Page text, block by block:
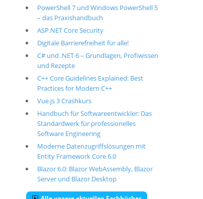
PowerShell 7 und Windows PowerShell 5
– das Praxishandbuch
ASP.NET Core Security
Digitale Barrierefreiheit für alle!
C# und .NET 6 – Grundlagen, Profiwissen
und Rezepte
C++ Core Guidelines Explained: Best
Practices for Modern C++
Vue.js 3 Crashkurs
Handbuch für Softwareentwickler: Das
Standardwerk für professionelles
Software Engineering
Moderne Datenzugriffslösungen mit
Entity Framework Core 6.0
Blazor 6.0: Blazor WebAssembly, Blazor
Server und Blazor Desktop